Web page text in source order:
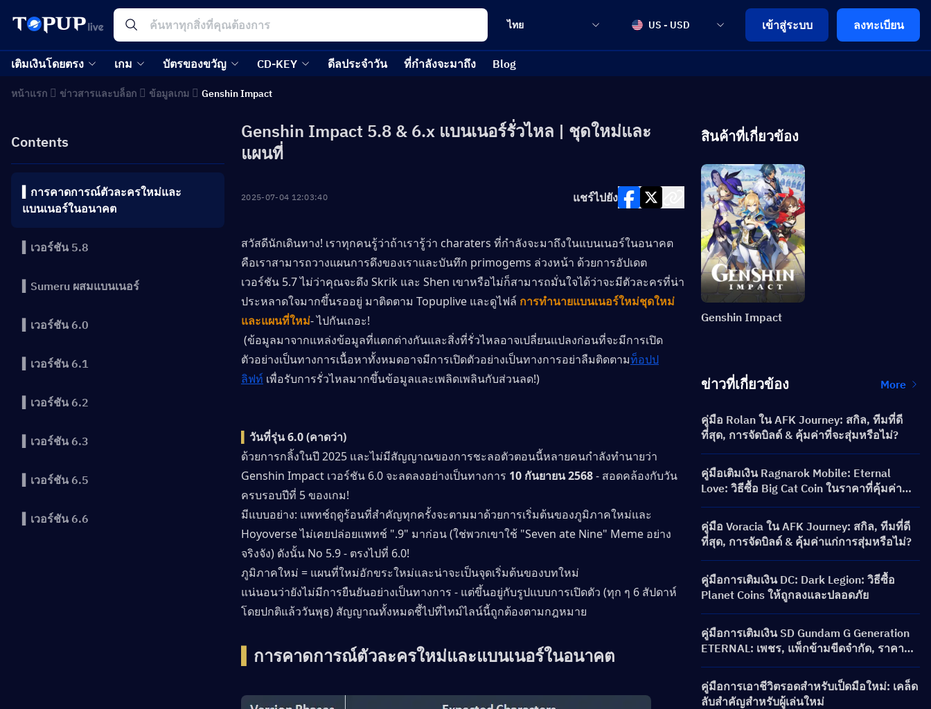
ไทย US - USD เข้าสู่ระบบ ลงทะเบียน
เติมเงินโดยตรง เกม บัตรของขวัญ CD-KEY ดีลประจำวัน ที่กำลังจะมาถึง Blog
หน้าแรก ข่าวสารและบล็อก ข้อมูลเกม Genshin Impact
Contents
▍การคาดการณ์ตัวละครใหม่และ
แบนเนอร์ในอนาคต
▍เวอร์ชัน 5.8
▍Sumeru ผสมแบนเนอร์
▍เวอร์ชัน 6.0
▍เวอร์ชัน 6.1
▍เวอร์ชัน 6.2
▍เวอร์ชัน 6.3
▍เวอร์ชัน 6.5
▍เวอร์ชัน 6.6
Genshin Impact 5.8 & 6.x แบนเนอร์รั่วไหล | ชุดใหม่และ
แผนที่
2025-07-04 12:03:40 แชร์ไปยัง
สวัสดีนักเดินทาง! เราทุกคนรู้ว่าถ้าเรารู้ว่า charaters ที่กำลังจะมาถึงในแบนเนอร์ในอนาคต
คือเราสามารถวางแผนการดึงของเราและบันทึก primogems ล่วงหน้า ด้วยการอัปเดต
เวอร์ชัน 5.7 ไม่ว่าคุณจะดึง Skrik และ Shen เขาหรือไม่ก็สามารถมั่นใจได้ว่าจะมีตัวละครที่น่า
ประหลาดใจมากขึ้นรออยู่ มาติดตาม Topuplive และดูไฟล์ การทำนายแบนเนอร์ใหม่ชุดใหม่
และแผนที่ใหม่- ไปกันเถอะ!
(ข้อมูลมาจากแหล่งข้อมูลที่แตกต่างกันและสิ่งที่รั่วไหลอาจเปลี่ยนแปลงก่อนที่จะมีการเปิด
ตัวอย่างเป็นทางการเนื้อหาทั้งหมดอาจมีการเปิดตัวอย่างเป็นทางการอย่าลืมติดตามท็อปป
ลิฟท์ เพื่อรับการรั่วไหลมากขึ้นข้อมูลและเพลิดเพลินกับส่วนลด!)
วันที่รุ่น 6.0 (คาดว่า)
ด้วยการกลิ้งในปี 2025 และไม่มีสัญญาณของการชะลอตัวตอนนี้หลายคนกำลังทำนายว่า
Genshin Impact เวอร์ชัน 6.0 จะลดลงอย่างเป็นทางการ 10 กันยายน 2568 - สอดคล้องกับวัน
ครบรอบปีที่ 5 ของเกม!
มีแบบอย่าง: แพทช์ฤดูร้อนที่สำคัญทุกครั้งจะตามมาด้วยการเริ่มต้นของภูมิภาคใหม่และ
Hoyoverse ไม่เคยปล่อยแพทช์ ".9" มาก่อน (ใช่พวกเขาใช้ "Seven ate Nine" Meme อย่าง
จริงจัง) ดังนั้น No 5.9 - ตรงไปที่ 6.0!
ภูมิภาคใหม่ = แผนที่ใหม่อักขระใหม่และน่าจะเป็นจุดเริ่มต้นของบทใหม่
แน่นอนว่ายังไม่มีการยืนยันอย่างเป็นทางการ - แต่ขึ้นอยู่กับรูปแบบการเปิดตัว (ทุก ๆ 6 สัปดาห์
โดยปกติแล้ววันพุธ) สัญญาณทั้งหมดชี้ไปที่ไทม์ไลน์นี้ถูกต้องตามกฎหมาย
การคาดการณ์ตัวละครใหม่และแบนเนอร์ในอนาคต
สินค้าที่เกี่ยวข้อง
Genshin Impact
ข่าวที่เกี่ยวข้อง More
คู่มือ Rolan ใน AFK Journey: สกิล, ทีมที่ดี
ที่สุด, การจัดบิลด์ & คุ้มค่าที่จะสุ่มหรือไม่?
คู่มือเติมเงิน Ragnarok Mobile: Eternal
Love: วิธีซื้อ Big Cat Coin ในราคาที่คุ้มค่า
กว่า?
คู่มือ Voracia ใน AFK Journey: สกิล, ทีมที่ดี
ที่สุด, การจัดบิลด์ & คุ้มค่าแก่การสุ่มหรือไม่?
คู่มือการเติมเงิน DC: Dark Legion: วิธีซื้อ
Planet Coins ให้ถูกลงและปลอดภัย
คู่มือการเติมเงิน SD Gundam G Generation
ETERNAL: เพชร, แพ็กข้ามขีดจำกัด, ราคา
และวิธีการเติมเงิน
คู่มือการเอาชีวิตรอดสำหรับเป็ดมือใหม่: เคล็ด
ลับสำคัญสำหรับผู้เล่นใหม่